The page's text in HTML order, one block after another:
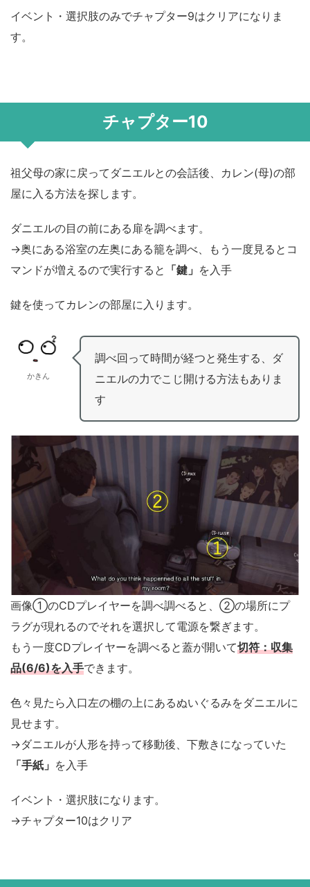
イベント・選択肢のみでチャプター9はクリアになりま
す。
チャプター10
祖父母の家に戻ってダニエルとの会話後、カレン(母)の部
屋に入る方法を探します。
ダニエルの目の前にある扉を調べます。
→奥にある浴室の左奥にある籠を調べ、もう一度見るとコ
マンドが増えるので実行すると 「鍵」 を入手
鍵を使ってカレンの部屋に入ります。
かきん
調べ回って時間が経つと発生する、ダ
ニエルの力でこじ開ける方法もありま
す
画像①のCDプレイヤーを調べ調べると、②の場所にプ
ラグが現れるのでそれを選択して電源を繋ぎます。
もう一度CDプレイヤーを調べると蓋が開いて切符：収集
品(6/6)を入手できます。
色々見たら入口左の棚の上にあるぬいぐるみをダニエルに
見せます。
→ダニエルが人形を持って移動後、下敷きになっていた
「手紙」 を入手
イベント・選択肢になります。
→チャプター10はクリア